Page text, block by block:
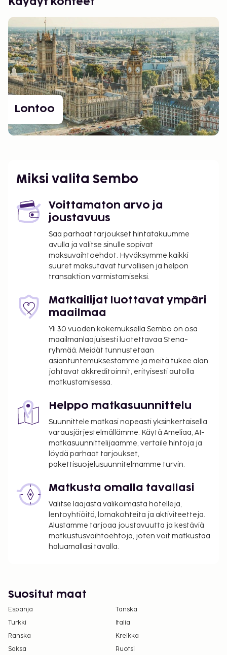
Lontoo
Miksi valita Sembo
Voittamaton arvo ja
joustavuus
Saa parhaat tarjoukset hintatakuumme
avulla ja valitse sinulle sopivat
maksuvaihtoehdot. Hyväksymme kaikki
suuret maksutavat turvallisen ja helpon
transaktion varmistamiseksi.
Matkailijat luottavat ympäri
maailmaa
Yli 30 vuoden kokemuksella Sembo on osa
maailmanlaajuisesti luotettavaa Stena-
ryhmää. Meidät tunnustetaan
asiantuntemuksestamme ja meitä tukee alan
johtavat akkreditoinnit, erityisesti autolla
matkustamisessa.
Helppo matkasuunnittelu
Suunnittele matkasi nopeasti yksinkertaisella
varausjärjestelmällämme. Käytä Ameliaa, AI-
matkasuunnittelijaamme, vertaile hintoja ja
löydä parhaat tarjoukset,
pakettisuojelusuunnitelmamme turvin.
Matkusta omalla tavallasi
Valitse laajasta valikoimasta hotelleja,
lentoyhtiöitä, lomakohteita ja aktiviteetteja.
Alustamme tarjoaa joustavuutta ja kestäviä
matkustusvaihtoehtoja, joten voit matkustaa
haluamallasi tavalla.
Suositut maat
Espanja
Tanska
Turkki
Italia
Ranska
Kreikka
Saksa
Ruotsi